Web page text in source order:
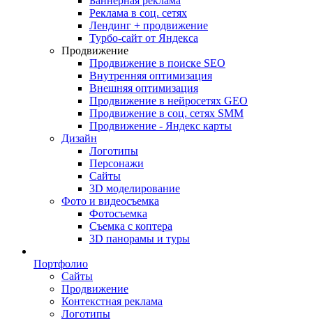
Реклама в соц. сетях
Лендинг + продвижение
Турбо-сайт от Яндекса
Продвижение
Продвижение в поиске SEO
Внутренняя оптимизация
Внешняя оптимизация
Продвижение в нейросетях GEO
Продвижение в соц. сетях SMM
Продвижение - Яндекс карты
Дизайн
Логотипы
Персонажи
Сайты
3D моделирование
Фото и видеосъемка
Фотосъемка
Съемка с коптера
3D панорамы и туры
Портфолио
Сайты
Продвижение
Контекстная реклама
Логотипы